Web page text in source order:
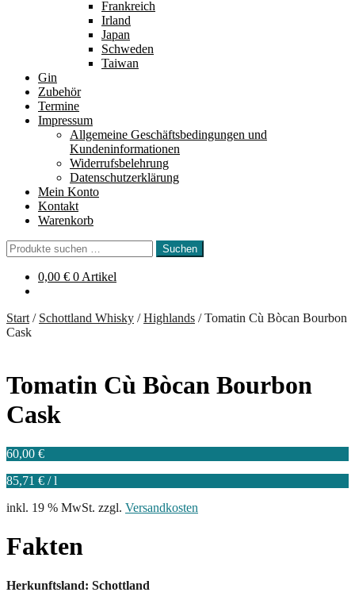
Frankreich
Irland
Japan
Schweden
Taiwan
Gin
Zubehör
Termine
Impressum
Allgemeine Geschäftsbedingungen und
Kundeninformationen
Widerrufsbelehrung
Datenschutzerklärung
Mein Konto
Kontakt
Warenkorb
Suchen
nach:
Suchen
0,00 € 0 Artikel
Start / Schottland Whisky /Highlands /Tomatin Cù Bòcan Bourbon
Cask
Tomatin Cù Bòcan Bourbon
Cask
60,00 €
85,71 € /l
inkl. 19 % MwSt. zzgl. Versandkosten
Fakten
Herkunftsland: Schottland